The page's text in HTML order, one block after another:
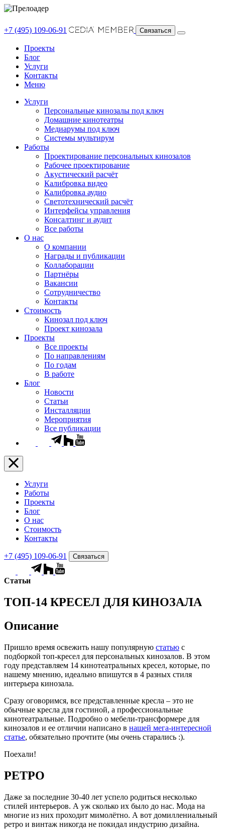
+7 (495) 109-06-91 Связаться
Проекты
Блог
Услуги
Контакты
Меню
Услуги
Персональные кинозалы под ключ
Домашние кинотеатры
Медиарумы под ключ
Системы мультирум
Работы
Проектирование персональных кинозалов
Рабочее проектирование
Акустический расчёт
Калибровка видео
Калибровка аудио
Светотехнический расчёт
Интерфейсы управления
Консалтинг и аудит
Все работы
О нас
О компании
Награды и публикации
Коллаборации
Партнёры
Вакансии
Сотрудничество
Контакты
Стоимость
Кинозал под ключ
Проект кинозала
Проекты
Все проекты
По направлениям
По годам
В работе
Блог
Новости
Статьи
Инсталляции
Мероприятия
Все публикации
Услуги
Работы
Проекты
Блог
О нас
Стоимость
Контакты
+7 (495) 109-06-91 Связаться
Статьи
ТОП-14 КРЕСЕЛ ДЛЯ КИНОЗАЛА
Описание
Пришло время освежить нашу популярную статью с
подборкой топ-кресел для персональных кинозалов. В этом
году представляем 14 кинотеатральных кресел, которые, по
нашему мнению, идеально впишутся в 4 разных стиля
интерьера кинозала.
Сразу оговоримся, все представленные кресла – это не
обычные кресла для гостиной, а профессиональные
кинотеатральные. Подробно о мебели-трансформере для
кинозалов и ее отличии написано в нашей мега-интересной
статье, обязательно прочтите (мы очень старались :).
Поехали!
РЕТРО
Даже за последние 30-40 лет успело родиться несколько
стилей интерьеров. А уж сколько их было до нас. Мода на
многие из них проходит мимолётно. А вот домиллениальный
ретро и винтаж никогда не покидал индустрию дизайна.